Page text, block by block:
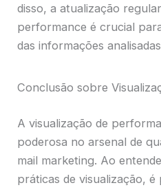
disso, a atualização
performance é crucial
das informações
Conclusão sobre
A visualização de
poderosa no arsenal de
mail marketing. Ao
práticas de visualização,